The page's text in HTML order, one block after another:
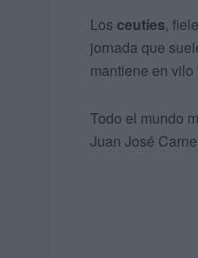
Los ceutíes,
jornada que
mantiene en
Todo el mundo
Juan José